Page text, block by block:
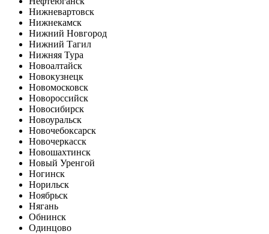
Нижневартовск
Нижнекамск
Нижний Новгород
Нижний Тагил
Нижняя Тура
Новоалтайск
Новокузнецк
Новомосковск
Новороссийск
Новосибирск
Новоуральск
Новочебоксарск
Новочеркасск
Новошахтинск
Новый Уренгой
Ногинск
Норильск
Ноябрьск
Нягань
Обнинск
Одинцово